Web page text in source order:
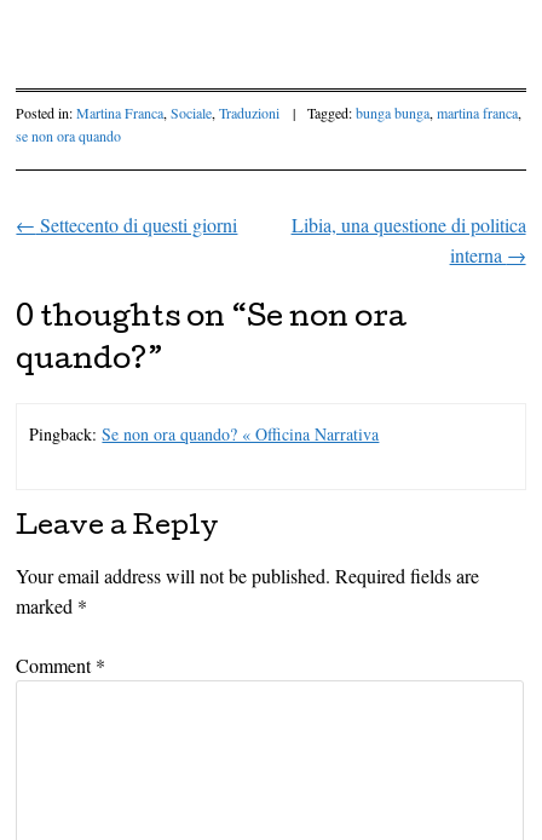
Posted in:Martina Franca,Sociale,Traduzioni | Tagged:bunga bunga,martina franca,
se non ora quando
Post navigation
← Settecento di questi giorni
Libia, una questione di politica
interna →
0 thoughts on “Se non ora
quando?”
Pingback:Se non ora quando? « Officina Narrativa
Leave a Reply
Your email address will not be published. Required fields are
marked *
Comment*